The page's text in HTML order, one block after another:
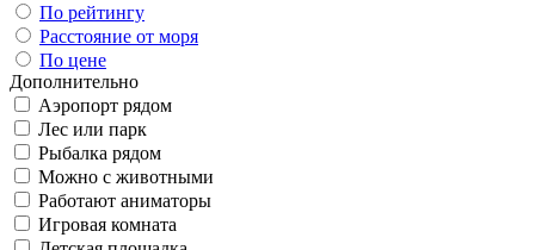
По рейтингу
Расстояние от моря
По цене
Дополнительно
Аэропорт рядом
Лес или парк
Рыбалка рядом
Можно с животными
Работают аниматоры
Игровая комната